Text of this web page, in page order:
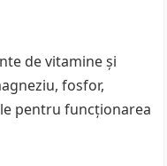
de vitamine și
fosfor,
pentru funcționarea